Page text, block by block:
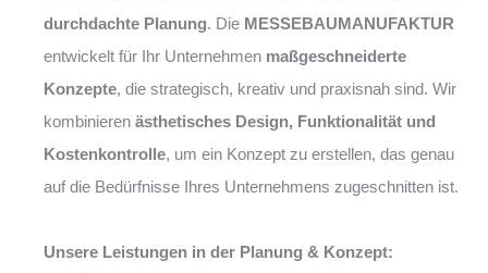
durchdachte Planung. Die MESSEBAUMANUFAKTUR
entwickelt für Ihr Unternehmen maßgeschneiderte
Konzepte, die strategisch, kreativ und praxisnah sind. Wir
kombinieren ästhetisches Design, Funktionalität und
Kostenkontrolle, um ein Konzept zu erstellen, das genau
auf die Bedürfnisse Ihres Unternehmens zugeschnitten ist.
Unsere Leistungen in der Planung & Konzept: